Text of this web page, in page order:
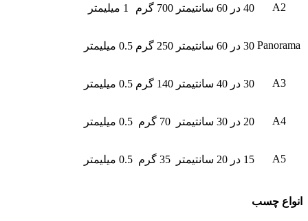
A2 40 در 60 سانتیمتر 700 گرم 1 میلیمتر
Panorama 30 در 60 سانتیمتر 250 گرم 0.5 میلیمتر
A3 30 در 40 سانتیمتر 140 گرم 0.5 میلیمتر
A4 20 در 30 سانتیمتر 70 گرم 0.5 میلیمتر
A5 15 در 20 سانتیمتر 35 گرم 0.5 میلیمتر
انواع چسب